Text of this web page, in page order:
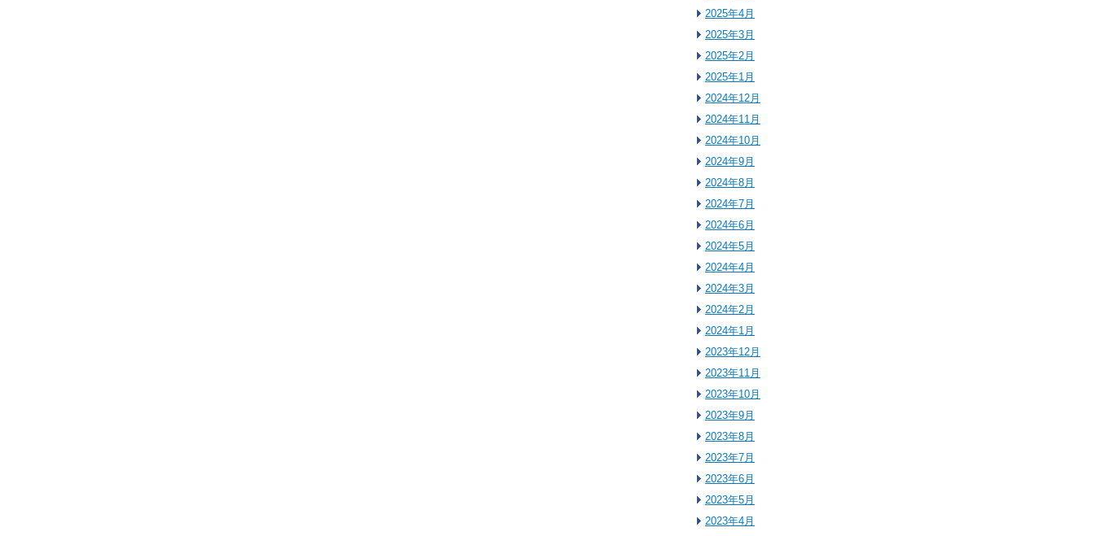
2025年4月
2025年3月
2025年2月
2025年1月
2024年12月
2024年11月
2024年10月
2024年9月
2024年8月
2024年7月
2024年6月
2024年5月
2024年4月
2024年3月
2024年2月
2024年1月
2023年12月
2023年11月
2023年10月
2023年9月
2023年8月
2023年7月
2023年6月
2023年5月
2023年4月